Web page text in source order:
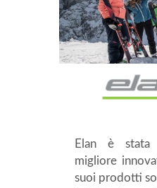
Elan è stata
migliore
suoi prodotti